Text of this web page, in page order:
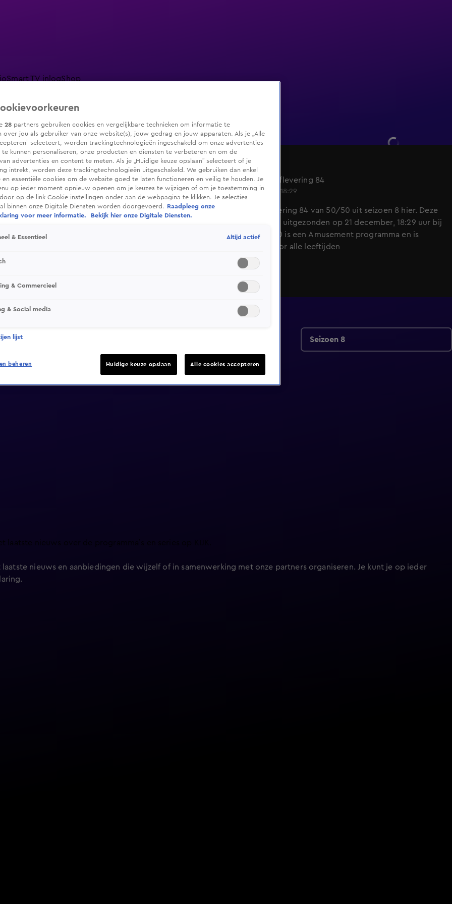
Smart TV inlogShop
Livestreams Shop
50/50
Seizoen 8, aflevering 84
21 dec 2023, 18:29
Bekijk aflevering 84 van 50/50 uit seizoen 8 hier. Deze
aflevering is uitgezonden op 21 december, 18:29 uur bij
SBS6. 50/50 is een Amusement programma en is
geschikt voor alle leeftijden
Seizoen 8
nieuws over de programma’s en series op KIJK.
nieuws en aanbiedingen die wijzelf of in samenwerking met onze partners organiseren. Je kunt je op ieder
.
28 partners gebruiken cookies en vergelijkbare technieken om informatie te
over jou als gebruiker van onze website(s), jouw gedrag en jouw apparaten. Als je „Alle
selecteert, worden trackingtechnologieën ingeschakeld om onze advertenties
kunnen personaliseren, onze producten en diensten te verbeteren en om de
advertenties en content te meten. Als je „Huidige keuze opslaan” selecteert of je
intrekt, worden deze trackingtechnologieën uitgeschakeld. We gebruiken dan enkel
en essentiële cookies om de website goed te laten functioneren en veilig te houden. Je
op ieder moment opnieuw openen om je keuzes te wijzigen of om je toestemming in
op de link Cookie-instellingen onder aan de webpagina te klikken. Je selecties
binnen onze Digitale Diensten worden doorgevoerd.
Raadpleeg onze
voor meer informatie.
Bekijk hier onze Digitale Diensten.
& Essentieel Altijd actief
& Commercieel
& Social media
lijst
beheren Huidige keuze opslaan Alle cookies accepteren